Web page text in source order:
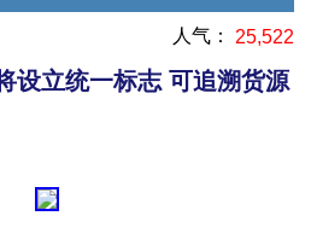
人气： 25,522
设立统一标志 可追溯货源